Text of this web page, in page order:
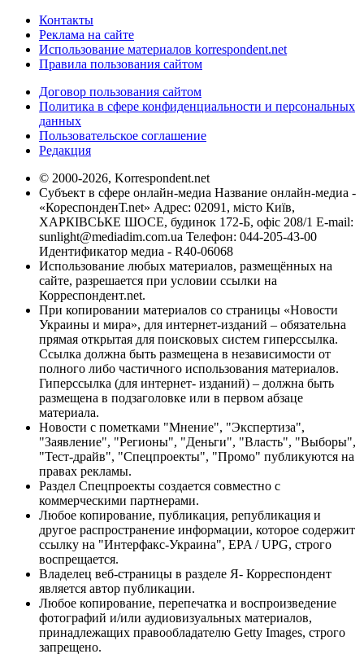
Контакты
Реклама на сайте
Использование материалов korrespondent.net
Правила пользования сайтом
Договор пользования сайтом
Политика в сфере конфиденциальности и персональных
данных
Пользовательское соглашение
Редакция
© 2000-2026, Korrespondent.net
Субъект в сфере онлайн-медиа Название онлайн-медиа -
«КореспонденТ.net» Адрес: 02091, місто Київ,
ХАРКІВСЬКЕ ШОСЕ, будинок 172-Б, офіс 208/1 E-mail:
sunlight@mediadim.com.ua Телефон: 044-205-43-00
Идентификатор медиа - R40-06068
Использование любых материалов, размещённых на
сайте, разрешается при условии ссылки на
Корреспондент.net.
При копировании материалов со страницы «Новости
Украины и мира», для интернет-изданий – обязательна
прямая открытая для поисковых систем гиперссылка.
Ссылка должна быть размещена в независимости от
полного либо частичного использования материалов.
Гиперссылка (для интернет- изданий) – должна быть
размещена в подзаголовке или в первом абзаце
материала.
Новости с пометками "Мнение", "Экспертиза",
"Заявление", "Регионы", "Деньги", "Власть", "Выборы",
"Тест-драйв", "Спецпроекты", "Промо" публикуются на
правах рекламы.
Раздел Спецпроекты создается совместно с
коммерческими партнерами.
Любое копирование, публикация, републикация и
другое распространение информации, которое содержит
ссылку на "Интерфакс-Украина", EPA / UPG, строго
воспрещается.
Владелец веб-страницы в разделе Я- Корреспондент
является автор публикации.
Любое копирование, перепечатка и воспроизведение
фотографий и/или аудиовизуальных материалов,
принадлежащих правообладателю Getty Images, строго
запрещено.